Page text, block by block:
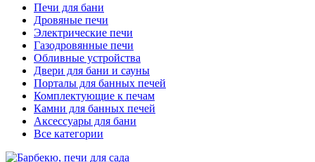
Печи для бани
Дровяные печи
Электрические печи
Газодровянные печи
Обливные устройства
Двери для бани и сауны
Порталы для банных печей
Комплектующие к печам
Камни для банных печей
Аксессуары для бани
Все категории